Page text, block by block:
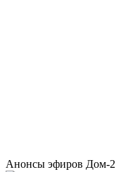
Анонсы эфиров Дом-2